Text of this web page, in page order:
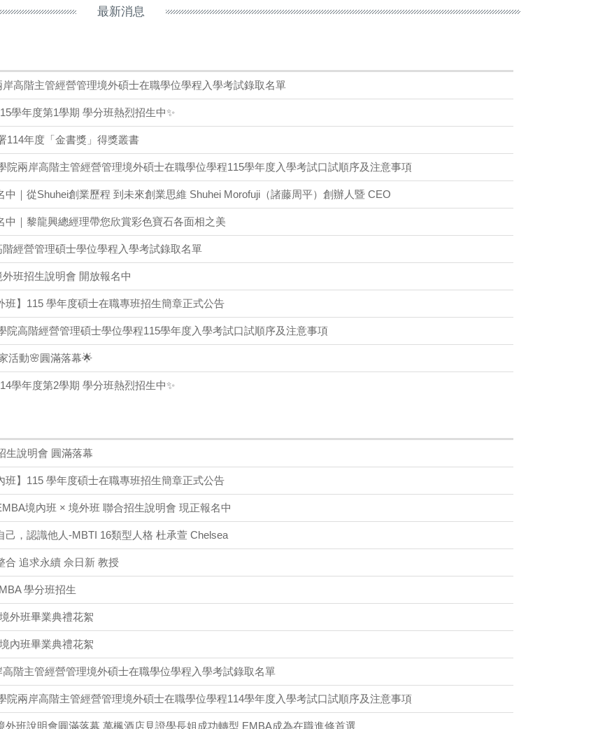
最新消息
高階主管經營管理境外碩士在職學位學程入學考試錄取名單
學年度第1學期 學分班熱烈招生中✨
114年度「金書獎」得獎叢書
院兩岸高階主管經營管理境外碩士在職學位學程115學年度入學考試口試順序及注意事項
中｜從Shuhei創業歷程 到未來創業思維 Shuhei Morofuji（諸藤周平）創辦人暨 CEO
中｜黎龍興總經理帶您欣賞彩色寶石各面相之美
經營管理碩士學位學程入學考試錄取名單
班招生說明會 開放報名中
班】115 學年度碩士在職專班招生簡章正式公告
院高階經營管理碩士學位學程115學年度入學考試口試順序及注意事項
活動🌸圓滿落幕🌟
學年度第2學期 學分班熱烈招生中✨
生說明會 圓滿落幕
班】115 學年度碩士在職專班招生簡章正式公告
境內班 × 境外班 聯合招生說明會 現正報名中
己，認識他人-MBTI 16類型人格 杜承萱 Chelsea
合 追求永續 佘日新 教授
學分班招生
外班畢業典禮花絮
內班畢業典禮花絮
階主管經營管理境外碩士在職學位學程入學考試錄取名單
院兩岸高階主管經營管理境外碩士在職學位學程114學年度入學考試口試順序及注意事項
外班說明會圓滿落幕 萬楓酒店見證學長姐成功轉型 EMBA成為在職進修首選